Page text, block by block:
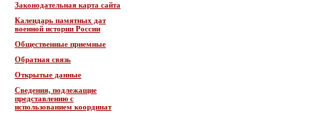
Законодательная карта сайта
Календарь памятных дат
военной истории России
Общественные приемные
Обратная связь
Открытые данные
Сведения, подлежащие
представлению с
использованием координат